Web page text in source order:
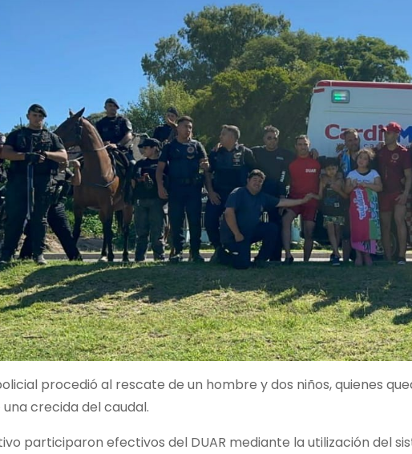
procedió al rescate de un hombre y dos niños, quienes
crecida del caudal.
participaron efectivos del DUAR mediante la utilización del